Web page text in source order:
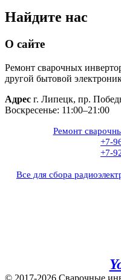
Найдите нас
О сайте
Ремонт сварочных
другой бытовой
Адрес г. Липецк, пр.
Воскресенье: 11:00–21:00
Ремонт
+7-
+7-
Все для сбора
© 2017-2026 Сварочные